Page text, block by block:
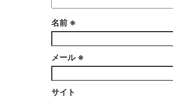
名前 ※
メール ※
サイト